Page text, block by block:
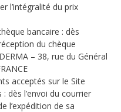
l’intégralité du prix
bancaire : dès
du chèque
– 38, rue du Général
acceptés sur le Site
dès l’envoi du courrier
l’expédition de sa